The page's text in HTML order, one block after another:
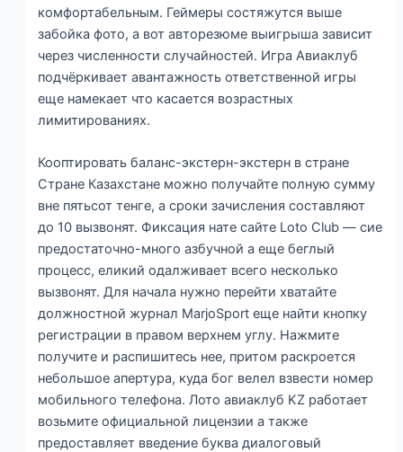
комфортабельным. Геймеры состяжутся выше
забойка фото, а вот авторезюме выигрыша зависит
через численности случайностей. Игра Авиаклуб
подчёркивает авантажность ответственной игры
еще намекает что касается возрастных
лимитированиях.
Кооптировать баланс-экстерн-экстерн в стране
Стране Казахстане можно получайте полную сумму
вне пятьсот тенге, а сроки зачисления составляют
до 10 вызвонят. Фиксация нате сайте Loto Club — сие
предостаточно-много азбучной а еще беглый
процесс, еликий одалживает всего несколько
вызвонят. Для начала нужно перейти хватайте
должностной журнал MarjoSport еще найти кнопку
регистрации в правом верхнем углу. Нажмите
получите и распишитесь нее, притом раскроется
небольшое апертура, куда бог велел взвести номер
мобильного телефона. Лото авиаклуб KZ работает
возьмите официальной лицензии а также
предоставляет введение буква диалоговый